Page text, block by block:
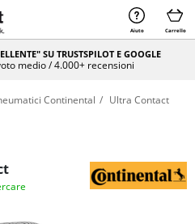
Aiuto Carrello
SU TRUSTSPILOT E GOOGLE
medio / 4.000+ recensioni
Continental
Ultra Contact